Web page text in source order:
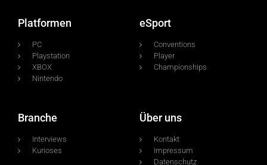
Platformen
PC
Playstation
XBOX
Nintendo
eSport
Conventions
Player
Championships
Branche
Interviews
Kurioses
Über uns
Kontakt
Impressum
Datenschutz